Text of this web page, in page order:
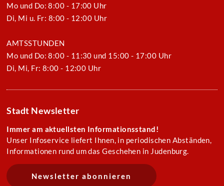
Mo und Do: 8:00 - 17:00 Uhr
Di, Mi u. Fr: 8:00 - 12:00 Uhr
AMTSSTUNDEN
Mo und Do: 8:00 - 11:30 und 15:00 - 17:00 Uhr
Di, Mi, Fr: 8:00 - 12:00 Uhr
Stadt Newsletter
Immer am aktuellsten Informationsstand!
Unser Infoservice liefert Ihnen, in periodischen Abständen,
Informationen rund um das Geschehen in Judenburg.
Newsletter abonnieren